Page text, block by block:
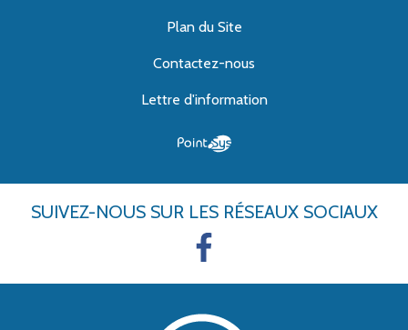
Plan du Site
Contactez-nous
Lettre d'information
SUIVEZ-NOUS SUR LES RÉSEAUX SOCIAUX